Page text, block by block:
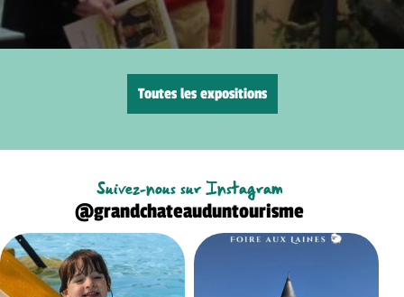
Toutes les expositions
Suivez-nous sur Instagram
@grandchateauduntourisme